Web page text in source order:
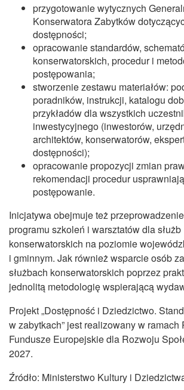
przygotowanie wytycznych
Konserwatora Zabytków
dostępności;
opracowanie standardów,
konserwatorskich, procedur i
postępowania;
stworzenie zestawu materiałów:
poradników, instrukcji, katalogu
przykładów dla wszystkich
inwestycyjnego (inwestorów,
architektów, konserwatorów,
dostępności);
opracowanie propozycji zmian
rekomendacji procedur
postępowanie.
Inicjatywa obejmuje też
programu szkoleń i warsztatów dla służb
konserwatorskich na poziomie
i gminnym. Jak również wsparcie osób
służbach konserwatorskich poprzez
jednolitą metodologię wspierającą
Projekt „Dostępność i Dziedzictwo.
w zabytkach” jest realizowany w ramach
Fundusze Europejskie dla Rozwoju
2027.
Źródło: Ministerstwo Kultury i